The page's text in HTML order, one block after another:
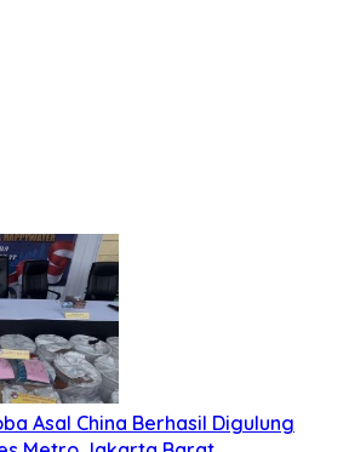
Asal China Berhasil Digulung